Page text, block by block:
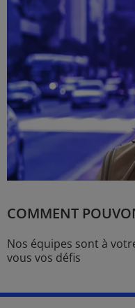
COMMENT
Nos équipes sont à
vous vos défis